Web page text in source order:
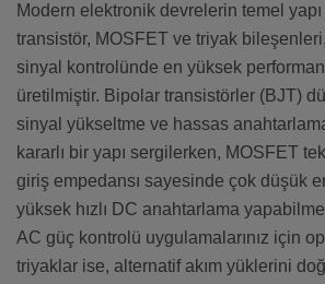
Modern elektronik devrelerin temel yapı
transistör, MOSFET ve triyak
sinyal kontrolünde en yüksek
üretilmiştir. Bipolar transistörler (BJT)
sinyal yükseltme ve hassas
kararlı bir yapı sergilerken, MOSFET
giriş empedansı sayesinde çok düşük
yüksek hızlı DC anahtarlama
AC güç kontrolü uygulamalarınız için
triyaklar ise, alternatif akım yüklerini